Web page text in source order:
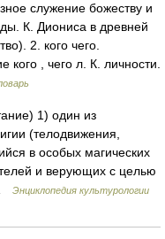
служение божеству и
К. Диониса в древней
2. кого чего.
, чего л. К. личности.
1) один из
(телодвижения,
в особых магических
и ве­рующих с целью
Энциклопедия культурологии